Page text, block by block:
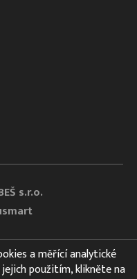
s.r.o.
a měřící analytické
použitím, klikněte na